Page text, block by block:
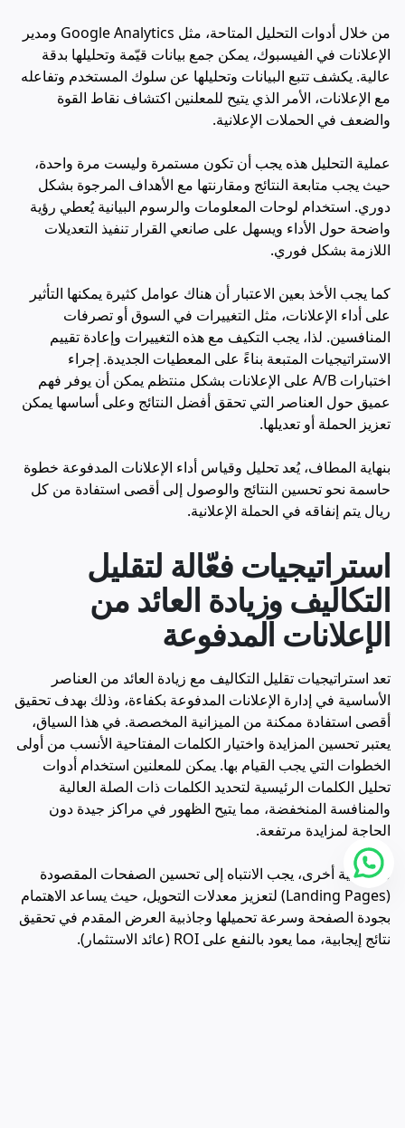
من خلال أدوات التحليل المتاحة، مثل Google Analytics ومدير
الإعلانات في الفيسبوك، يمكن جمع بيانات قيّمة وتحليلها بدقة
عالية. يكشف تتبع البيانات وتحليلها عن سلوك المستخدم وتفاعله
مع الإعلانات، الأمر الذي يتيح للمعلنين اكتشاف نقاط القوة
والضعف في الحملات الإعلانية.
عملية التحليل هذه يجب أن تكون مستمرة وليست مرة واحدة،
حيث يجب متابعة النتائج ومقارنتها مع الأهداف المرجوة بشكل
دوري. استخدام لوحات المعلومات والرسوم البيانية يُعطي رؤية
واضحة حول الأداء ويسهل على صانعي القرار تنفيذ التعديلات
اللازمة بشكل فوري.
كما يجب الأخذ بعين الاعتبار أن هناك عوامل كثيرة يمكنها التأثير
على أداء الإعلانات، مثل التغييرات في السوق أو تصرفات
المنافسين. لذا، يجب التكيف مع هذه التغييرات وإعادة تقييم
الاستراتيجيات المتبعة بناءً على المعطيات الجديدة. إجراء
اختبارات A/B على الإعلانات بشكل منتظم يمكن أن يوفر فهم
عميق حول العناصر التي تحقق أفضل النتائج وعلى أساسها يمكن
تعزيز الحملة أو تعديلها.
بنهاية المطاف، يُعد تحليل وقياس أداء الإعلانات المدفوعة خطوة
حاسمة نحو تحسين النتائج والوصول إلى أقصى استفادة من كل
ريال يتم إنفاقه في الحملة الإعلانية.
استراتيجيات فعّالة لتقليل
التكاليف وزيادة العائد من
الإعلانات المدفوعة
تعد استراتيجيات تقليل التكاليف مع زيادة العائد من العناصر
الأساسية في إدارة الإعلانات المدفوعة بكفاءة، وذلك بهدف تحقيق
أقصى استفادة ممكنة من الميزانية المخصصة. في هذا السياق،
يعتبر تحسين المزايدة واختيار الكلمات المفتاحية الأنسب من أولى
الخطوات التي يجب القيام بها. يمكن للمعلنين استخدام أدوات
تحليل الكلمات الرئيسية لتحديد الكلمات ذات الصلة العالية
والمنافسة المنخفضة، مما يتيح الظهور في مراكز جيدة دون
الحاجة لمزايدة مرتفعة.
من ناحية أخرى، يجب الانتباه إلى تحسين الصفحات المقصودة
(
Landing Pages) لتعزيز معدلات التحويل، حيث يساعد الاهتمام
بجودة الصفحة وسرعة تحميلها وجاذبية العرض المقدم في تحقيق
نتائج إيجابية، مما يعود بالنفع على ROI (عائد الاستثمار).